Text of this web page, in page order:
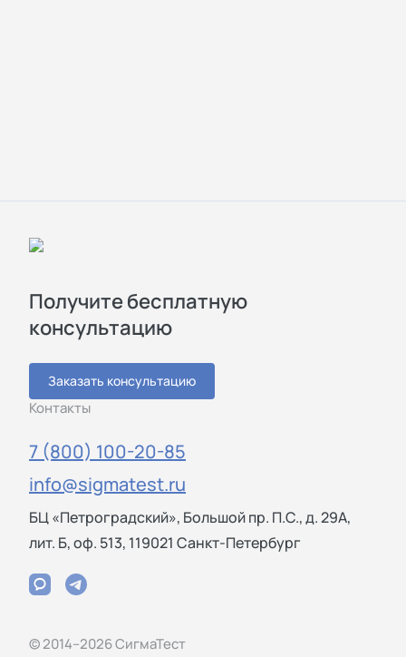
Получите бесплатную
консультацию
Заказать консультацию
Контакты
7 (800) 100-20-85
info@sigmatest.ru
БЦ «Петроградский», Большой пр. П.С., д. 29А,
лит. Б, оф. 513, 119021 Санкт-Петербург
© 2014–2026 СигмаТест